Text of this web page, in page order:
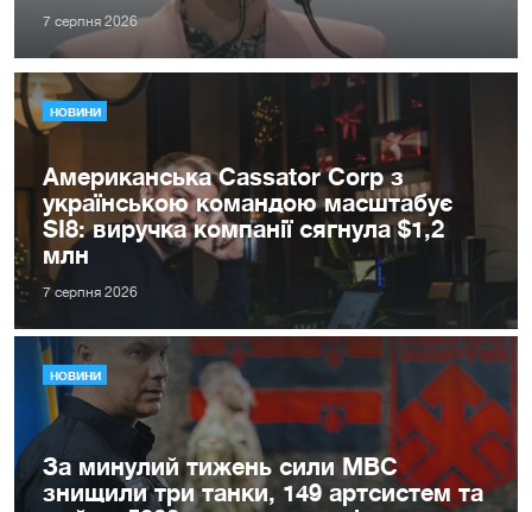
7 серпня 2026
НОВИНИ
Американська Cassator Corp з
українською командою масштабує
SI8: виручка компанії сягнула $1,2
млн
7 серпня 2026
НОВИНИ
За минулий тижень сили МВС
знищили три танки, 149 артсистем та